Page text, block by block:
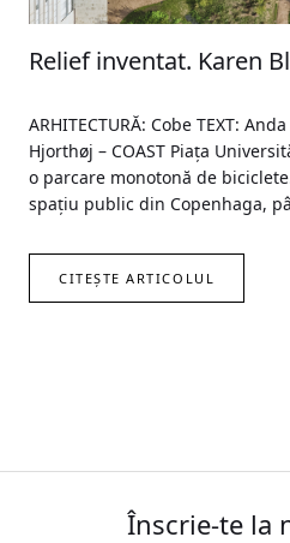
Relief inventat. Karen
ARHITECTURĂ: Cobe TEXT:
Hjorthøj – COAST Piața
o parcare monotonă de
spațiu public din Copenhaga,
CITEȘTE ARTICOLUL
Înscrie-te la